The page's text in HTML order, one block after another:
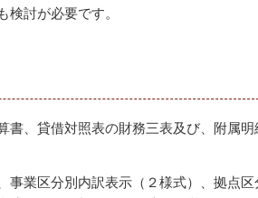
討が必要です。
書、貸借対照表の財務三表及び、附属明
業区分別内訳表示（２様式）、拠点区